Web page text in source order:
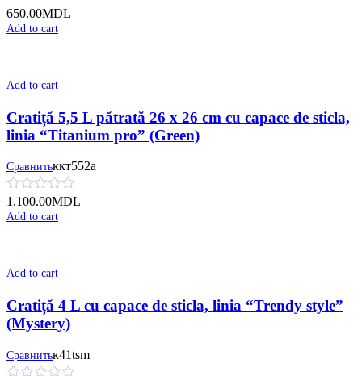
650.00MDL
Add to cart
Add to cart
Cratiță 5,5 L pătrată 26 x 26 cm cu сapace de sticla,
linia “Titanium pro” (Green)
Сравнитьккт552а
1,100.00MDL
Add to cart
Add to cart
Cratiță 4 L cu сapace de sticla, linia “Trendy style”
(Mystery)
Сравнитьк41tsm